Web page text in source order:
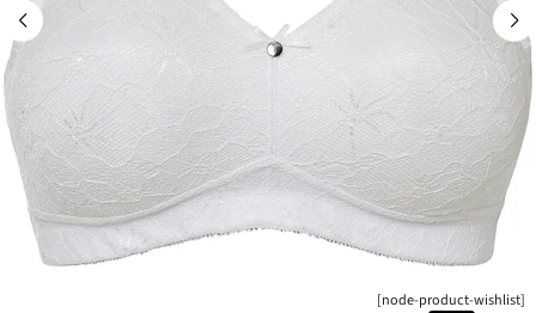
[node-product-wishlist]